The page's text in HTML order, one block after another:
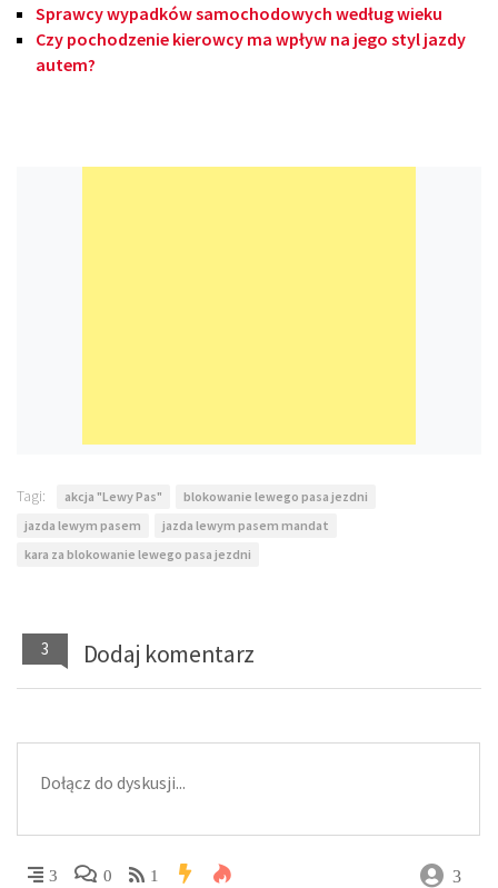
Sprawcy wypadków samochodowych według wieku
Czy pochodzenie kierowcy ma wpływ na jego styl jazdy
autem?
Tagi: akcja "Lewy Pas"
blokowanie lewego pasa jezdni
jazda lewym pasem
jazda lewym pasem mandat
kara za blokowanie lewego pasa jezdni
3 Dodaj komentarz
3 0 1 3